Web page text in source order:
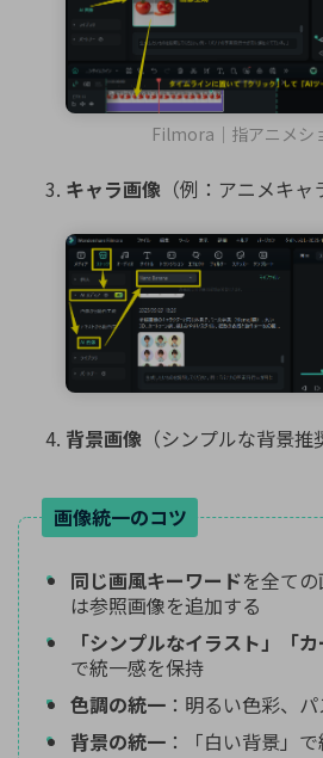
Filmora｜指アニメシ
キャラ画像 （例：アニメキャ
背景画像 （シンプルな背景推
画像統一のコツ
同じ画風キーワードを全て
は参照画像を追加する
「シンプルなイラスト」「カ
で統一感を保持
色調の統一 ：明るい色彩、
背景の統一 ：「白い背景」